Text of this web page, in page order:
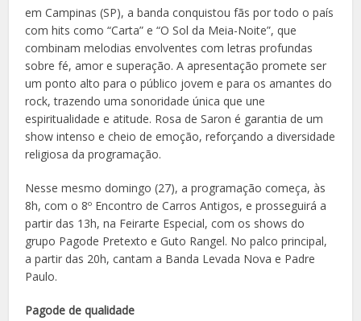
em Campinas (SP), a banda conquistou fãs por todo o país
com hits como “Carta” e “O Sol da Meia-Noite”, que
combinam melodias envolventes com letras profundas
sobre fé, amor e superação. A apresentação promete ser
um ponto alto para o público jovem e para os amantes do
rock, trazendo uma sonoridade única que une
espiritualidade e atitude. Rosa de Saron é garantia de um
show intenso e cheio de emoção, reforçando a diversidade
religiosa da programação.
Nesse mesmo domingo (27), a programação começa, às
8h, com o 8º Encontro de Carros Antigos, e prosseguirá a
partir das 13h, na Feirarte Especial, com os shows do
grupo Pagode Pretexto e Guto Rangel. No palco principal,
a partir das 20h, cantam a Banda Levada Nova e Padre
Paulo.
Pagode de qualidade